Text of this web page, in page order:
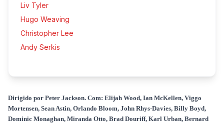
Liv Tyler
Hugo Weaving
Christopher Lee
Andy Serkis
Dirigido por Peter Jackson. Com: Elijah Wood, Ian McKellen, Viggo
Mortensen, Sean Astin, Orlando Bloom, John Rhys-Davies, Billy Boyd,
Dominic Monaghan, Miranda Otto, Brad Douriff, Karl Urban, Bernard